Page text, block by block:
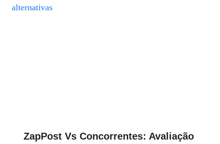
ZapPost Vs Concorrentes: Avaliação